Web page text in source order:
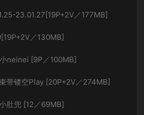
23.01.27[19P+2V／177MB]
／130MB]
neinei [9P／100MB]
带镂空Play [20P+2V／274MB]
肚兜 [12／69MB]